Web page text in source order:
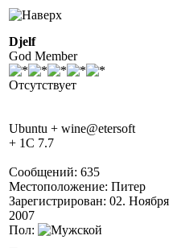
Djelf
God Member
Отсутствует
Ubuntu + wine@etersoft
+ 1C 7.7
Сообщений: 635
Местоположение: Питер
Зарегистрирован: 02. Ноября
2007
Пол: